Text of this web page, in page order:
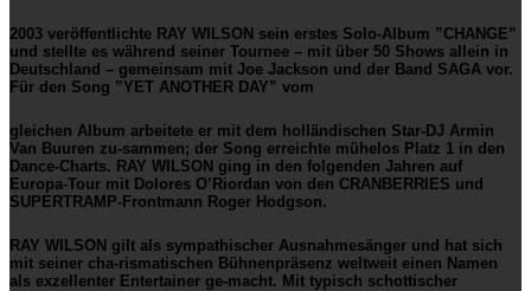
2003 veröffentlichte RAY WILSON sein erstes Solo-Album ”CHANGE”
und stellte es während seiner Tournee – mit über 50 Shows allein in
Deutschland – gemeinsam mit Joe Jackson und der Band SAGA vor.
Für den Song ”YET ANOTHER DAY” vom
gleichen Album arbeitete er mit dem holländischen Star-DJ Armin
Van Buuren zu-sammen; der Song erreichte mühelos Platz 1 in den
Dance-Charts. RAY WILSON ging in den folgenden Jahren auf
Europa-Tour mit Dolores O’Riordan von den CRANBERRIES und
SUPERTRAMP-Frontmann Roger Hodgson.
RAY WILSON gilt als sympathischer Ausnahmesänger und hat sich
mit seiner cha-rismatischen Bühnenpräsenz weltweit einen Namen
als exzellenter Entertainer ge-macht. Mit typisch schottischer